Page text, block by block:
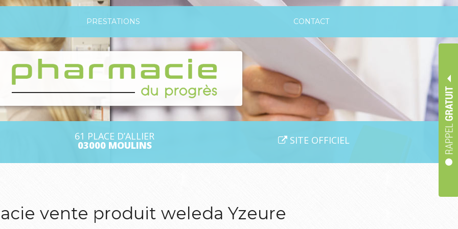
PRESTATIONS CONTACT
61 PLACE D’ALLIER
03000 MOULINS SITE OFFICIEL
vente produit weleda Yzeure